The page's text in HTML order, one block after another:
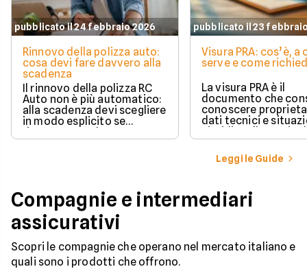
pubblicato il 24 febbraio 2026
Rinnovo della polizza auto:
cosa devi fare davvero alla
scadenza
Il rinnovo della polizza RC
Auto non è più automatico:
alla scadenza devi scegliere
in modo esplicito se
rinnovare con la stessa
compagnia o stipulare un
pubblicato il 23
Visura PRA: cos’è, a
serve e come
La visura PRA è il
documento che
conoscere
dati tecnici e
giuridica di un
iscritto al Pubblico
Automobilistico.
Leggi le Guide
Compagnie e intermediari
assicurativi
Scopri le compagnie che operano nel mercato italiano e
quali sono i prodotti che offrono.